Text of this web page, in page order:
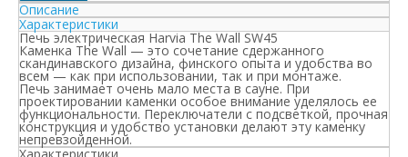
Описание
Характеристики
Печь электрическая Harvia The Wall SW45
Каменка The Wall — это сочетание сдержанного
скандинавского дизайна, финского опыта и удобства во
всем — как при использовании, так и при монтаже.
Печь занимает очень мало места в сауне. При
проектировании каменки особое внимание уделялось ее
функциональности. Переключатели с подсветкой, прочная
конструкция и удобство установки делают эту каменку
непревзойденной.